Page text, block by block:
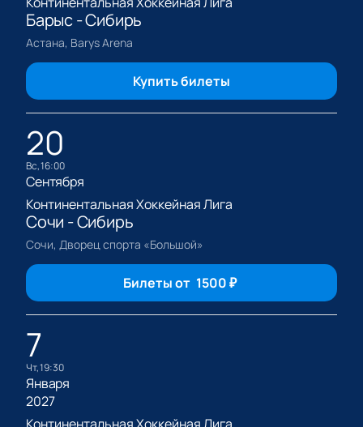
Барыс - Сибирь
Астана, Barys Arena
Купить билеты
20
вс, 16:00
Сентября
Континентальная Хоккейная Лига
Сочи - Сибирь
Сочи, Дворец спорта «Большой»
Билеты от 1500₽
7
чт, 19:30
Января
2027